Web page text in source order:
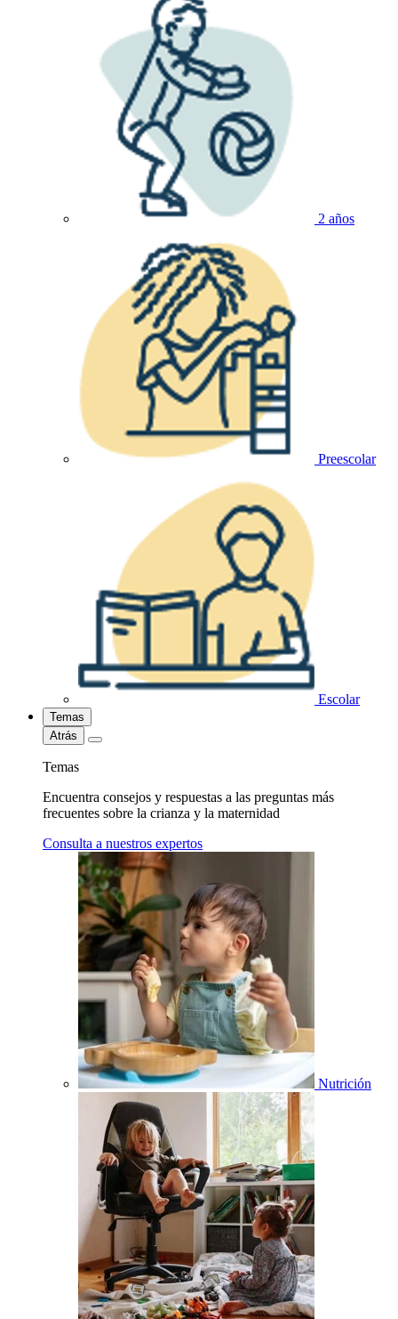
2 años
Preescolar
Escolar
Temas
Atrás
Temas
Encuentra consejos y respuestas a las preguntas más
frecuentes sobre la crianza y la maternidad
Consulta a nuestros expertos
Nutrición